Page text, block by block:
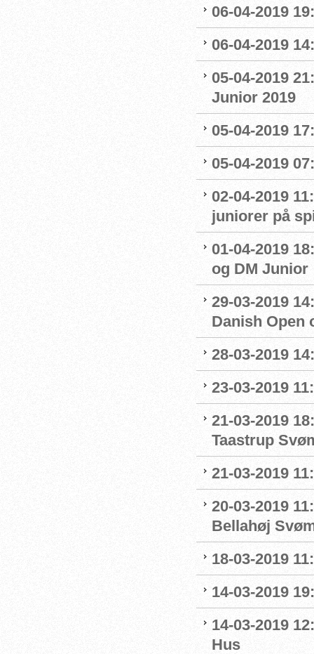
06-04-2019
06-04-2019
05-04-2019
Junior 2019
05-04-2019
05-04-2019
02-04-2019
juniorer på
01-04-2019
og DM Junior
29-03-2019
Danish Open
28-03-2019
23-03-2019
21-03-2019
Taastrup
21-03-2019
20-03-2019
Bellahøj
18-03-2019
14-03-2019
14-03-2019
Hus